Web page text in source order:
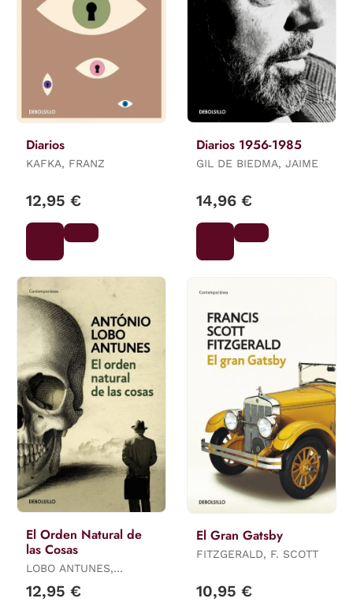
Diarios
KAFKA, FRANZ
12,95 €
Diarios 1956-1985
GIL DE BIEDMA, JAIME
14,96 €
El Orden Natural de
las Cosas
LOBO ANTUNES,
ANTÓNIO
12,95 €
El Gran Gatsby
FITZGERALD, F. SCOTT
10,95 €